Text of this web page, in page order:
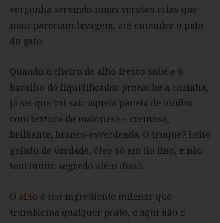
vergonha servindo umas versões ralas que
mais pareciam lavagem, até entender o pulo
do gato.
Quando o cheiro de alho fresco sobe e o
barulho do liquidificador preenche a cozinha,
já sei que vai sair aquela panela de molho
com textura de maionese – cremosa,
brilhante, branco-esverdeada. O truque? Leite
gelado de verdade, óleo só em fio fino, e não
tem muito segredo além disso.
O alho é um ingrediente milenar que
transforma qualquer prato, e aqui não é